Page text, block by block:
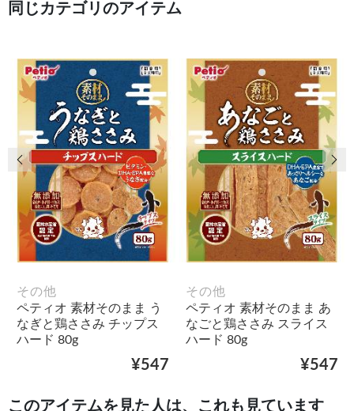
同じカテゴリのアイテム
その他
ペティオ 素材そのまま う
なぎと鶏ささみ チップス
ハード 80g
¥547
その他
ペティオ 素材そのまま あ
なごと鶏ささみ スライス
ハード 80g
¥547
前の画像 次
このアイテムを見た人は、これも見ています